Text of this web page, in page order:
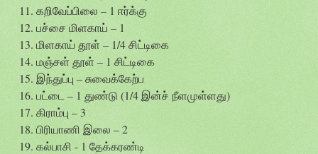
கறிவேப்பிலை – 1 ஈர்க்கு
பச்சை மிளகாய் – 1
மிளகாய் தூள் – 1/4 சிட்டிகை
மஞ்சள் தூள் – 1 சிட்டிகை
இந்துப்பு – சுவைக்கேற்ப
பட்டை – 1 துண்டு (1/4 இன்ச் நீளமுள்ளது)
கிராம்பு – 3
பிரியாணி இலை – 2
கல்பாசி - 1 தேக்கரண்டி